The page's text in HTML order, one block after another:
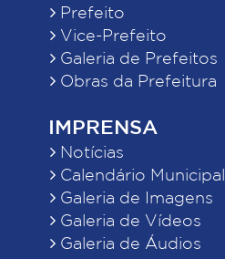
Prefeito
Vice-Prefeito
Galeria de Prefeitos
Obras da Prefeitura
IMPRENSA
Notícias
Calendário Municipal
Galeria de Imagens
Galeria de Vídeos
Galeria de Áudios